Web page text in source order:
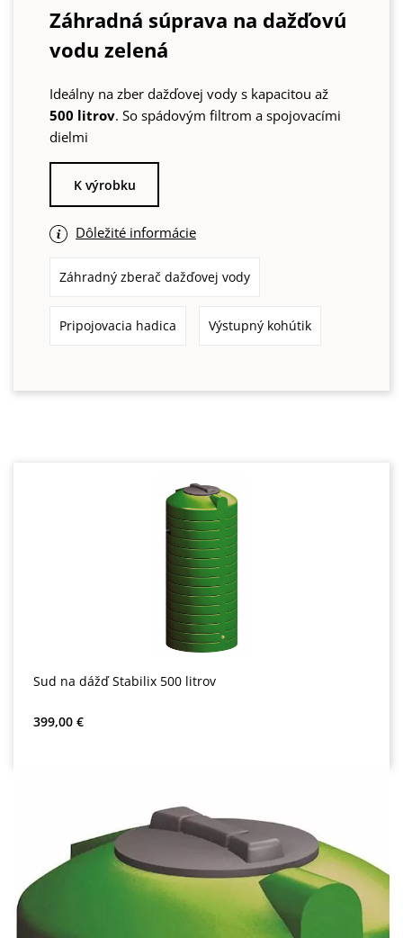
Záhradná súprava na dažďovú
vodu zelená
Ideálny na zber dažďovej vody s kapacitou až
500 litrov. So spádovým filtrom a spojovacími
dielmi
K výrobku
Dôležité informácie
Záhradný zberač dažďovej vody
Pripojovacia hadica Výstupný kohútik
Sud na dážď Stabilix 500 litrov
Bežná cena:
399,00 €